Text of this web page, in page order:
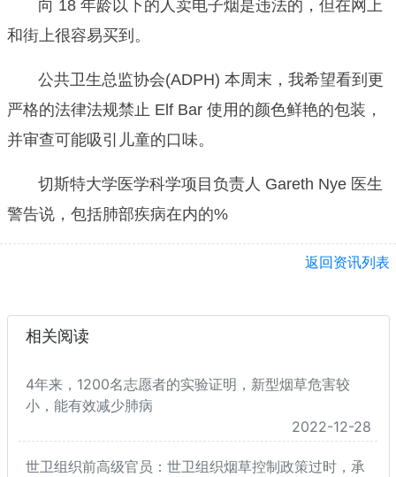
向 18 年龄以下的人卖电子烟是违法的，但在网上
和街上很容易买到。
公共卫生总监协会(ADPH) 本周末，我希望看到更
严格的法律法规禁止 Elf Bar 使用的颜色鲜艳的包装，
并审查可能吸引儿童的口味。
切斯特大学医学科学项目负责人 Gareth Nye 医生
警告说，包括肺部疾病在内的%
返回资讯列表
相关阅读
4年来，1200名志愿者的实验证明，新型烟草危害较
小，能有效减少肺病
2022-12-28
世卫组织前高级官员：世卫组织烟草控制政策过时，承